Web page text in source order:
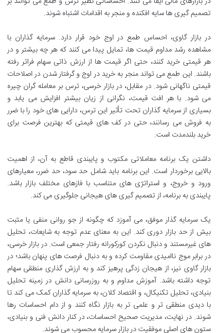
تصمیم گیری ها سایه افکنده و منجر به اقدامات اشتباه شوند.
در بازار گاوی، احساس طمع در اوج خود قرار دارد. سرمایه گذاران با
مشاهده رشد مداوم قیمت ها، تمایل پیدا می کنند که هر چه بیشتر و در
هر قیمتی خرید کنند، حتی اگر قیمت ها از ارزش ذاتی سهام فراتر رفته
باشند. این طمع می تواند منجر به خرید در اوج و گرفتار شدن در اصلاحات
قیمتی ناگهانی شود. در مقابل، در بازار خرسی، ترس بر معامله گران چیره
می شود. با هر افت قیمت، نگرانی از زیان بیشتر افزایش می یابد و
بسیاری از سرمایه گذاران تحت تأثیر این ترس، دارایی های خود را با ضرر
به فروش می رسانند، حتی در کف های قیمتی که بهترین فرصت برای
خرید بلندمدت است.
داشتن یک برنامه معاملاتی مکتوب و پایبندی قاطع به آن، از اهمیت
بالایی برخوردار است. این برنامه باید شامل حد سود، حد ضرر، معیارهای
ورود و خروج، و استراتژی های متناسب با فازهای مختلف بازار باشد.
پایبندی به برنامه، از تصمیم گیری های هیجانی جلوگیری می کند.
یک سرمایه گذار موفق، می آموزد که چگونه از جو روانی منفی یا مثبت
بیش از حد بازار دوری کند. این به معنای عدم توجه به شایعات، تحلیل
های غیرمستند و دنبال نکردن کورکورانه رفتار جمعی است. در بازار خرسی،
در برابر موج ناامیدی مقاومت کرده و به دنبال فرصت های پنهان باشد؛ در
بازار گاوی نیز، از هیجان زدگی پرهیز کند و به ارزش گذاری منطقی سهام
توجه داشته باشد. آموزش مداوم و به روزرسانی دانش در زمینه تحلیل
بنیادی، تحلیل تکنیکال، و اقتصاد کلان، به سرمایه گذاران کمک می کند تا
با دیدی منطقی تر و علمی تر به بازار نگاه کنند و از دام احساسات رها
شوند. در نهایت، مدیریت صحیح احساسات، در کنار دانش فنی و بنیادی،
ستون های اصلی موفقیت در بازار سرمایه محسوب می شوند.